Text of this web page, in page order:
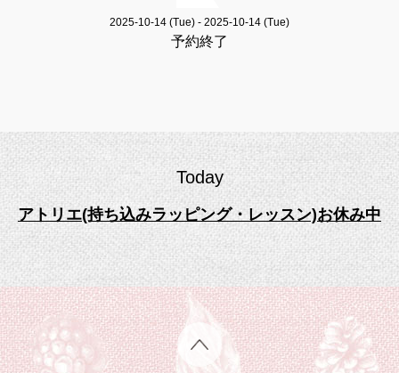
2025-10-14 (Tue) - 2025-10-14 (Tue)
予約終了
Today
アトリエ(持ち込みラッピング・レッスン)お休み中